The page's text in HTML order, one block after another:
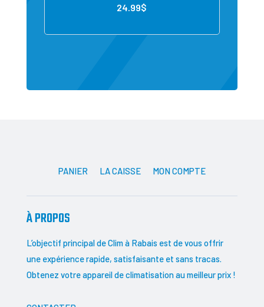
24.99$
PANIER LA CAISSE MON COMPTE
À PROPOS
L’objectif principal de Clim à Rabais est de vous offrir
une expérience rapide, satisfaisante et sans tracas.
Obtenez votre appareil de climatisation au meilleur prix !